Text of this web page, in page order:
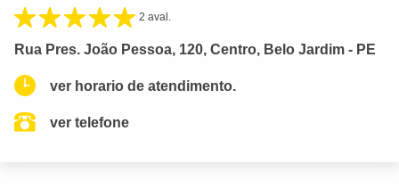
2 aval.
Rua Pres. João Pessoa, 120, Centro, Belo Jardim - PE
ver horario de atendimento.
ver telefone